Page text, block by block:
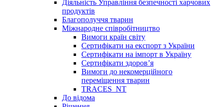
Діяльність Управління безпечності харчових
продуктів
Благополуччя тварин
Міжнародне співробітництво
Вимоги країн світу
Сертифікати на експорт з України
Сертифікати на імпорт в Україну
Сертифікати здоров’я
Вимоги до некомерційного
переміщення тварин
TRACES_NT
До відома